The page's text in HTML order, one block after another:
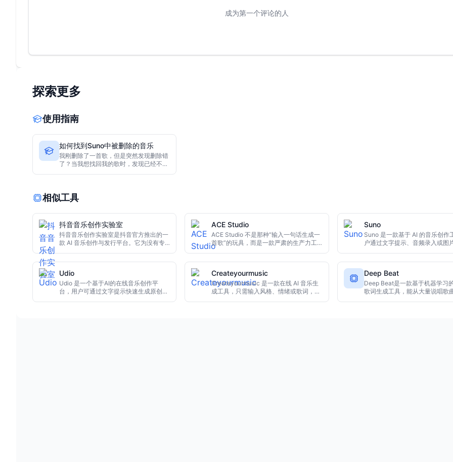
成为第一个评论的人
探索更多
使用指南
如何找到Suno中被删除的音乐
我刚删除了一首歌，但是突然发现删除错
了？当我想找回我的歌时，发现已经不在
相似工具
抖音音乐创作实验室
抖音音乐创作实验室是抖音官方推出的一
款 AI 音乐创作与发行平台。它为没有专
面中输入歌词草案、主题关键词或参考曲
目，系统就能自动生成符合要求的歌曲 。
官方宣传抖音音乐创作实验室“零门槛”面
ACE Studio
ACE Studio 不是那种“输入一句话生成一
首歌”的玩具，而是一款严肃的生产力工
具。它允许你在时间轴上像编辑 MIDI 一
插件挂载到宿主软件（DAW）中。
Suno
Suno 是一款基于 AI 的音乐创作
户通过文字提示、音频录入或图
过程。该平台面向专业音乐人、
者以及普通用户，旨在激发无限
感，帮助用户用简单直观的方式
Udio
Udio 是一个基于AI的在线音乐创作平
台，用户可通过文字提示快速生成原创歌
Createyourmusic
Createyourmusic 是一款在线 AI 音乐生
成工具，只需输入风格、情绪或歌词，即
Deep Beat
Deep Beat是一款基于机器学习
歌词生成工具，能从大量说唱歌